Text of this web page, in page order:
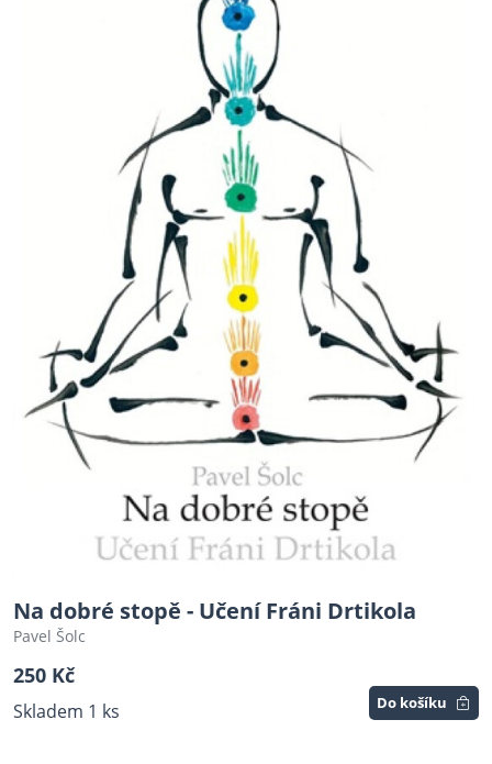
Na dobré stopě - Učení Fráni Drtikola
Pavel Šolc
250 Kč
Skladem 1 ks Do košíku